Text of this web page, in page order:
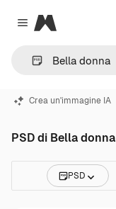
Close menu
Magnific
Crea un'immagine IA
PSD di Bella donna
PSD